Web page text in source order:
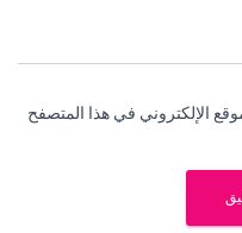
الإلكتروني في هذا المتصفح